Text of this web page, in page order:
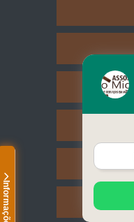
Informações